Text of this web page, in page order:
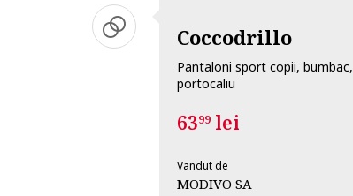
Coccodrillo
Pantaloni sport copii, bumbac,
portocaliu
6399lei
Vandut de
MODIVO SA